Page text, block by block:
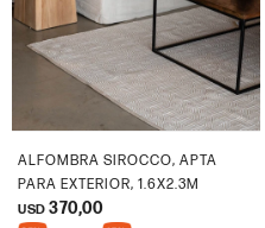
ALFOMBRA SIROCCO, APTA
PARA EXTERIOR, 1.6X2.3M
USD 370,00